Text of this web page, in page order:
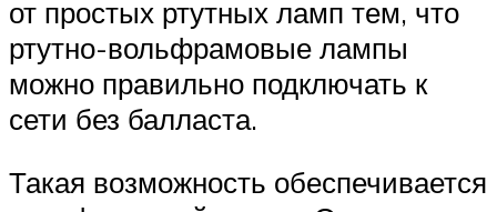
от простых ртутных ламп тем, что
ртутно-вольфрамовые лампы
можно правильно подключать к
сети без балласта.
Такая возможность обеспечивается